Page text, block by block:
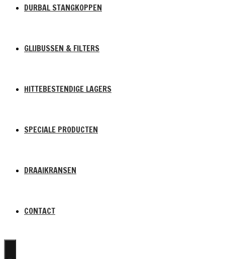
DURBAL STANGKOPPEN
GLIJBUSSEN & FILTERS
HITTEBESTENDIGE LAGERS
SPECIALE PRODUCTEN
DRAAIKRANSEN
CONTACT